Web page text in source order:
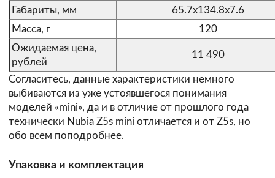
Габариты, мм
65.7x134.8x7.6
Масса, г
120
Ожидаемая цена,
рублей
11 490
Согласитесь, данные характеристики немного
выбиваются из уже устоявшегося понимания
моделей «mini», да и в отличие от прошлого года
технически Nubia Z5s mini отличается и от Z5s, но
обо всем поподробнее.
Упаковка и комплектация